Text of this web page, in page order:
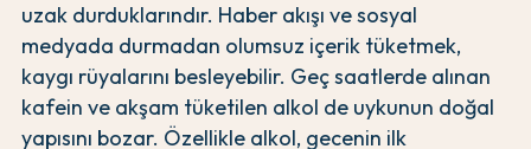
uzak durduklarındır. Haber akışı ve sosyal
medyada durmadan olumsuz içerik tüketmek,
kaygı rüyalarını besleyebilir. Geç saatlerde alınan
kafein ve akşam tüketilen alkol de uykunun doğal
yapısını bozar. Özellikle alkol, gecenin ilk